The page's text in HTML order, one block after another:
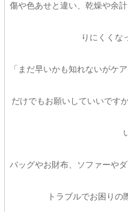
傷や色あせと違い、乾燥や余
りにくくな
「まだ早いかも知れないがケ
だけでもお願いしていいです
バッグやお財布、ソファーや
トラブルでお困りの